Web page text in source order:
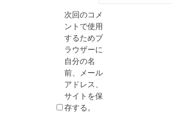
次回のコメ
ントで使用
するためブ
ラウザーに
自分の名
前、メール
アドレス、
サイトを保
存する。